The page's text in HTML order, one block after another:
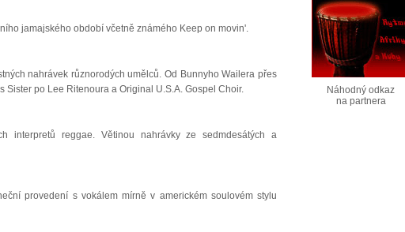
jamajského období včetně známého Keep on movin'.
nahrávek různorodých umělců. Od Bunnyho Wailera přes
Sister po Lee Ritenoura a Original U.S.A. Gospel Choir.
interpretů reggae. Větinou nahrávky ze sedmdesátých a
provedení s vokálem mírně v americkém soulovém stylu
Náhodný odkaz
na partnera